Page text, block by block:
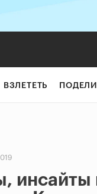
ВЗЛЕТЕТЬ
инсайты